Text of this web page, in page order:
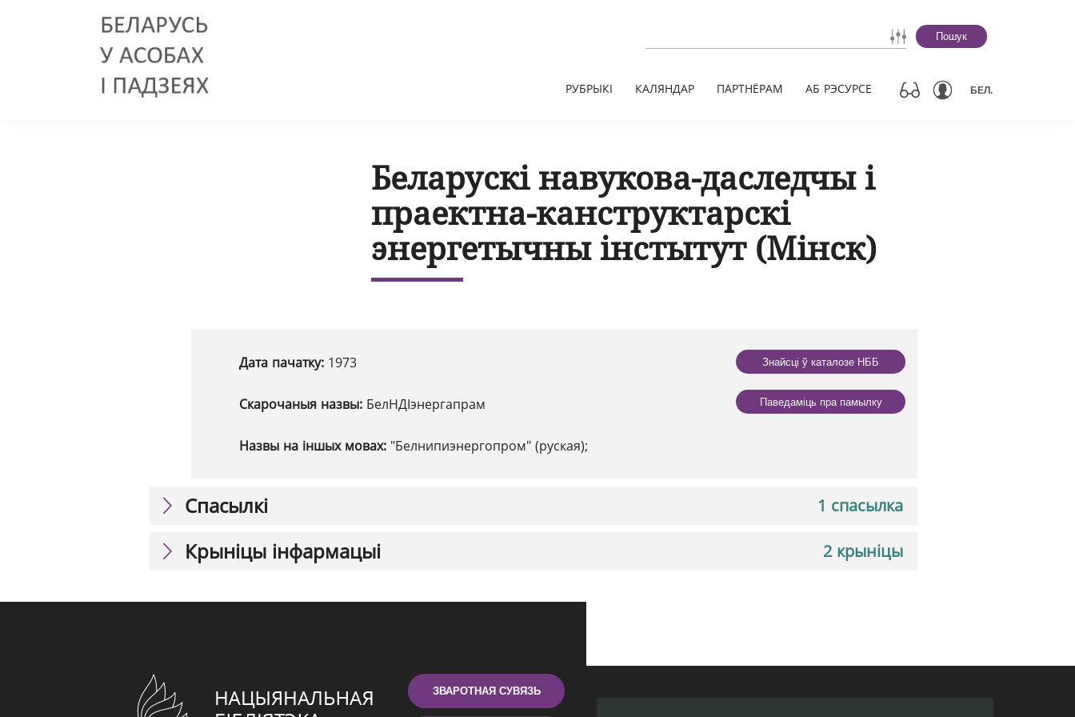
Пошук
РУБРЫКІ КАЛЯНДАР ПАРТНЁРАМ АБ РЭСУРСЕ БЕЛ.
Беларускі навукова-даследчы і
праектна-канструктарскі
энергетычны інстытут (Мінск)
Дата пачатку: 1973
Скарочаныя назвы: БелНДІэнергапрам
Назвы на іншых мовах: "Белнипиэнергопром" (руская);
Знайсці ў каталозе НББ
Паведаміць пра памылку
1 спасылка
Спасылкі
2 крыніцы
Крыніцы інфармацыі
ЗВАРОТНАЯ СУВЯЗЬ